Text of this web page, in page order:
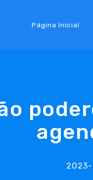
Página Inicial
2023-